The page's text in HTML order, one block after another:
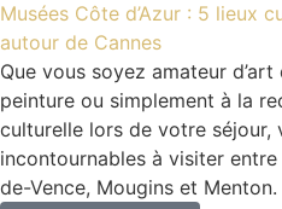
Musées Côte d’Azur : 5 lieux
autour de Cannes
Que vous soyez amateur
peinture ou simplement à la
culturelle lors de votre séjour,
incontournables à visiter
de-Vence, Mougins et Menton.